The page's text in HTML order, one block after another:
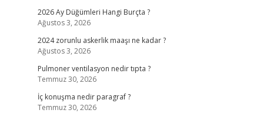
2026 Ay Düğümleri Hangi Burçta ?
Ağustos 3, 2026
2024 zorunlu askerlik maaşı ne kadar ?
Ağustos 3, 2026
Pulmoner ventilasyon nedir tıpta ?
Temmuz 30, 2026
İç konuşma nedir paragraf ?
Temmuz 30, 2026